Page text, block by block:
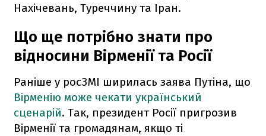
Нахічевань, Туреччину та Іран.
Що ще потрібно знати про
відносини Вірменії та Росії
Раніше у росЗМІ ширилась заява Путіна, що
Вірменію може чекати український
сценарій. Так, президент Росії пригрозив
Вірменії та громадянам, якщо ті